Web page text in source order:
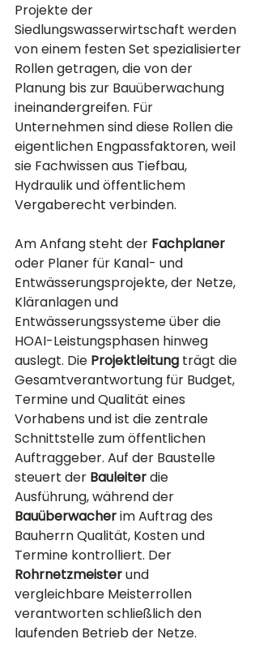
Projekte der
Siedlungswasserwirtschaft werden
von einem festen Set spezialisierter
Rollen getragen, die von der
Planung bis zur Bauüberwachung
ineinandergreifen. Für
Unternehmen sind diese Rollen die
eigentlichen Engpassfaktoren, weil
sie Fachwissen aus Tiefbau,
Hydraulik und öffentlichem
Vergaberecht verbinden.
Am Anfang steht der Fachplaner
oder Planer für Kanal- und
Entwässerungsprojekte, der Netze,
Kläranlagen und
Entwässerungssysteme über die
HOAI-Leistungsphasen hinweg
auslegt. Die Projektleitung trägt die
Gesamtverantwortung für Budget,
Termine und Qualität eines
Vorhabens und ist die zentrale
Schnittstelle zum öffentlichen
Auftraggeber. Auf der Baustelle
steuert der Bauleiter die
Ausführung, während der
Bauüberwacher im Auftrag des
Bauherrn Qualität, Kosten und
Termine kontrolliert. Der
Rohrnetzmeister und
vergleichbare Meisterrollen
verantworten schließlich den
laufenden Betrieb der Netze.